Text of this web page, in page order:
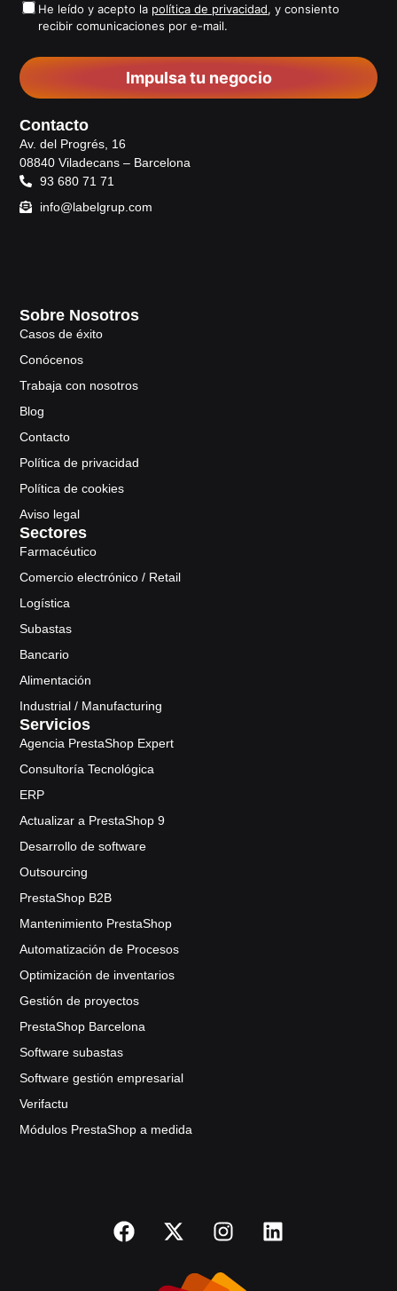
Sobre Nosotros
Casos de éxito
Conócenos
Trabaja con nosotros
Blog
Contacto
Política de privacidad
Política de cookies
Aviso legal
Sectores
Farmacéutico
Comercio electrónico / Retail
Logística
Subastas
Bancario
Alimentación
Industrial / Manufacturing
Servicios
Agencia PrestaShop Expert
Consultoría Tecnológica
ERP
Actualizar a PrestaShop 9
Desarrollo de software
Outsourcing
PrestaShop B2B
Mantenimiento PrestaShop
Automatización de Procesos
Optimización de inventarios
Gestión de proyectos
PrestaShop Barcelona
Software subastas
Software gestión empresarial
Verifactu
Módulos PrestaShop a medida
He leído y acepto la política de privacidad, y consiento
recibir comunicaciones por e-mail.
Impulsa tu negocio
Contacto
Av. del Progrés, 16
08840 Viladecans – Barcelona
93 680 71 71
info@labelgrup.com